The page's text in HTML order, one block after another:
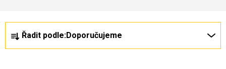
a
Řadit podle:Doporučujeme
ý